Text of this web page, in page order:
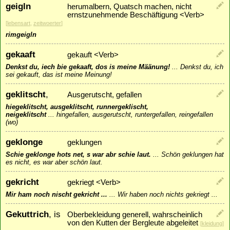
geigln
herumalbern, Quatsch machen, nicht
ernstzunehmende Beschäftigung <Verb>
[lebensart zeitwoerter]
rimgeigln
gekaaft gekauft <Verb>
Denkst du, iech bie gekaaft, dos is meine Määnung!
Denkst du, ich
sei gekauft, das ist meine Meinung!
geklitscht, Ausgerutscht, gefallen
hiegeklitscht, ausgeklitscht, runnergeklischt,
neigeklitscht... hingefallen, ausgerutscht, runtergefallen, reingefallen
(wo)
geklonge geklungen
Schie geklonge hots net, s war abr schie laut.
Schön geklungen hat
es nicht, es war aber schön laut.
gekricht gekriegt <Verb>
Mir ham noch nischt gekricht ... Wir haben noch nichts gekriegt ...
Gekuttrich, is
Oberbekleidung generell, wahrscheinlich
von den Kutten der Bergleute abgeleitet [kleidung]